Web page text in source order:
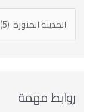
روابط مهمة